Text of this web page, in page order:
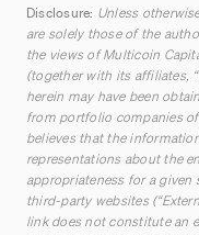
Disclosure: Unless
are solely those of the
the views of Multicoin
(together with its affiliates,
herein may have been
from portfolio companies
believes that the
representations about the
appropriateness for a
third-party websites
link does not constitute an